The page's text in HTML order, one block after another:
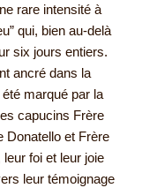
rare intensité à
qui, bien au-delà
six jours entiers.
ancré dans la
marqué par la
capucins Frère
Donatello et Frère
foi et leur joie
leur témoignage